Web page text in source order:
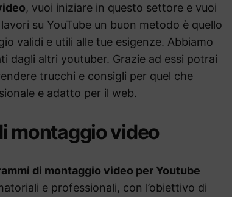
, vuoi iniziare in questo settore e vuoi
su YouTube un buon metodo è quello
validi e utili alle tue esigenze. Abbiamo
dagli altri youtuber. Grazie ad essi potrai
trucchi e consigli per quel che
e adatto per il web.
montaggio video
di montaggio video per Youtube
e professionali, con l’obiettivo di